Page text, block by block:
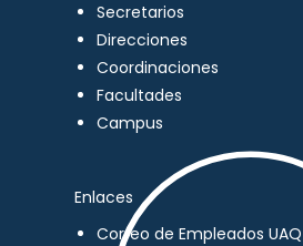
Secretarios
Direcciones
Coordinaciones
Facultades
Campus
Enlaces
Correo de Empleados UAQ